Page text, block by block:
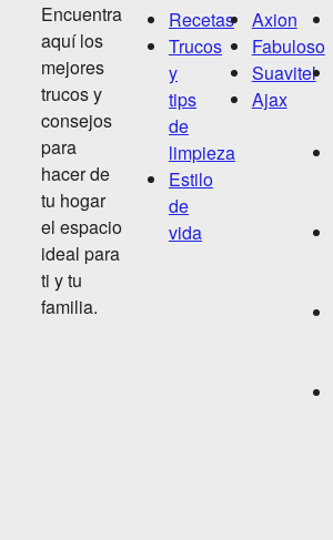
Encuentra
aquí los
mejores
trucos y
consejos
para
hacer de
tu hogar
el espacio
ideal para
ti y tu
familia.
Recetas
Trucos
y
tips
de
limpieza
Estilo
de
vida
Axion
Fabuloso
Suavitel
Ajax